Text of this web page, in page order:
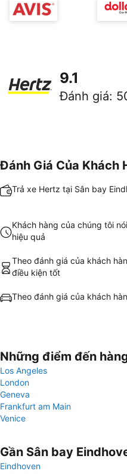
9.1
Đánh giá:
Đánh Giá Của Khách
Trả xe Hertz tại Sân bay
Khách hàng của chúng tôi
hiệu quả
Theo đánh giá của khách
điều kiện tốt
Theo đánh giá của khách
Những điểm đến
Los Angeles
London
Geneva
Frankfurt am Main
Venice
Gần Sân bay
Eindhoven